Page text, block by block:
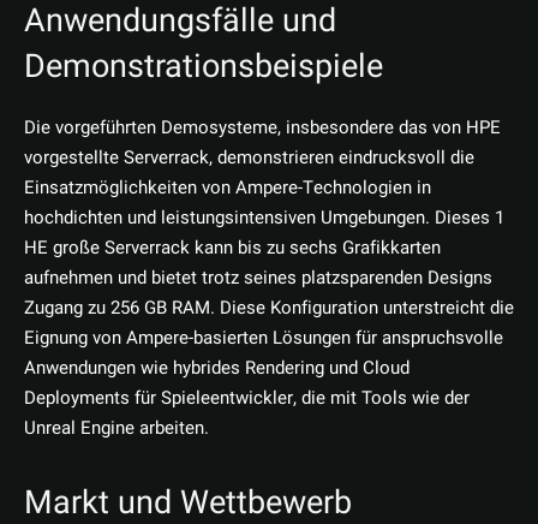
Anwendungsfälle und
Demonstrationsbeispiele
Die vorgeführten Demosysteme, insbesondere das von HPE
vorgestellte Serverrack, demonstrieren eindrucksvoll die
Einsatzmöglichkeiten von Ampere-Technologien in
hochdichten und leistungsintensiven Umgebungen. Dieses 1
HE große Serverrack kann bis zu sechs Grafikkarten
aufnehmen und bietet trotz seines platzsparenden Designs
Zugang zu 256 GB RAM. Diese Konfiguration unterstreicht die
Eignung von Ampere-basierten Lösungen für anspruchsvolle
Anwendungen wie hybrides Rendering und Cloud
Deployments für Spieleentwickler, die mit Tools wie der
Unreal Engine arbeiten.
Markt und Wettbewerb